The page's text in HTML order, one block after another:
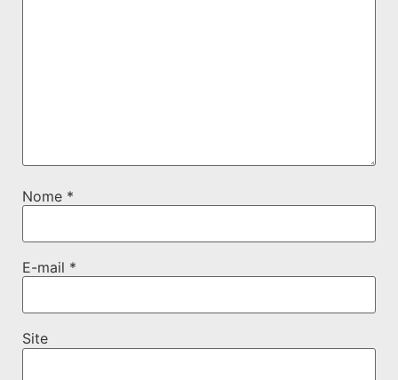
Nome *
E-mail *
Site